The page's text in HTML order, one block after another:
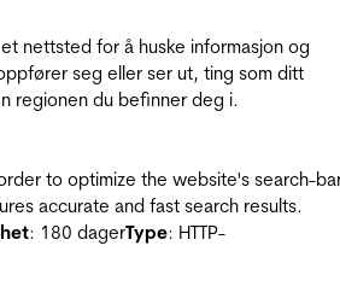
nettsted for å huske informasjon og
seg eller ser ut, ting som ditt
regionen du befinner deg i.
to optimize the website's search-
accurate and fast search results.
: 180 dagerType: HTTP-